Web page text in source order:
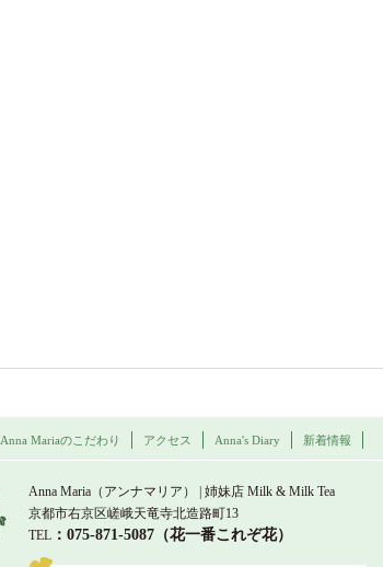
Anna Mariaのこだわり アクセス Anna's Diary 新着情報
紅茶専門店 Anna Maria
Anna Maria（アンナマリア） | 姉妹店 Milk & Milk Tea
京都市右京区嵯峨天竜寺北造路町13
TEL ：075-871-5087（花一番これぞ花）